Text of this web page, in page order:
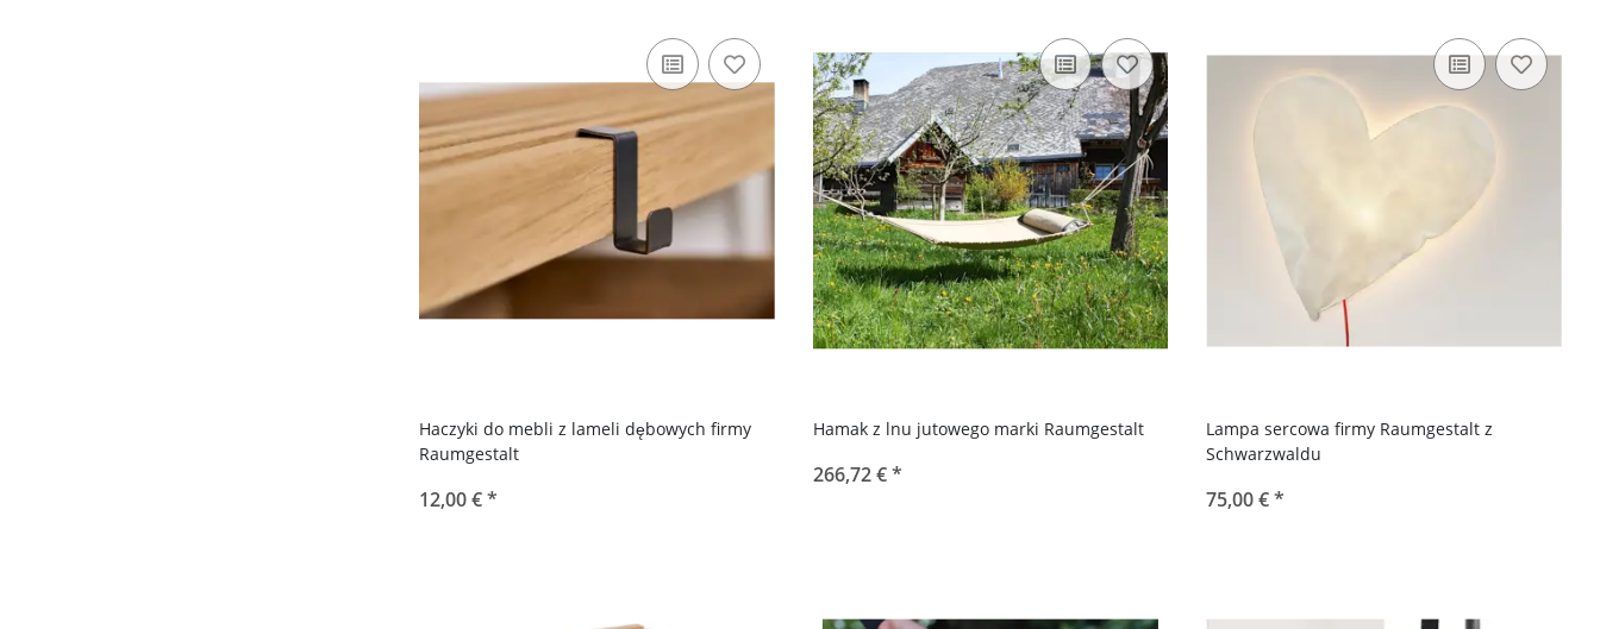
Haczyki do mebli z lameli dębowych firmy
Raumgestalt
12,00 €*
Hamak z lnu jutowego marki Raumgestalt
266,72 €*
Lampa sercowa firmy Raumgestalt z
Schwarzwaldu
75,00 €*